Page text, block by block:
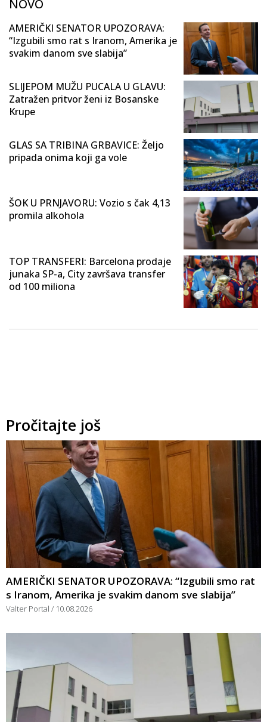
NOVO
AMERIČKI SENATOR UPOZORAVA:
“Izgubili smo rat s Iranom, Amerika je
svakim danom sve slabija”
SLIJEPOM MUŽU PUCALA U GLAVU:
Zatražen pritvor ženi iz Bosanske
Krupe
GLAS SA TRIBINA GRBAVICE: Željo
pripada onima koji ga vole
ŠOK U PRNJAVORU: Vozio s čak 4,13
promila alkohola
TOP TRANSFERI: Barcelona prodaje
junaka SP-a, City završava transfer
od 100 miliona
Pročitajte još
AMERIČKI SENATOR UPOZORAVA: “Izgubili smo rat
s Iranom, Amerika je svakim danom sve slabija”
Valter Portal 10.08.2026